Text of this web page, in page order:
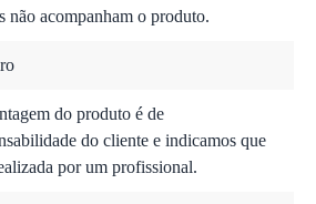
não acompanham o produto.
do produto é de
do cliente e indicamos que
por um profissional.